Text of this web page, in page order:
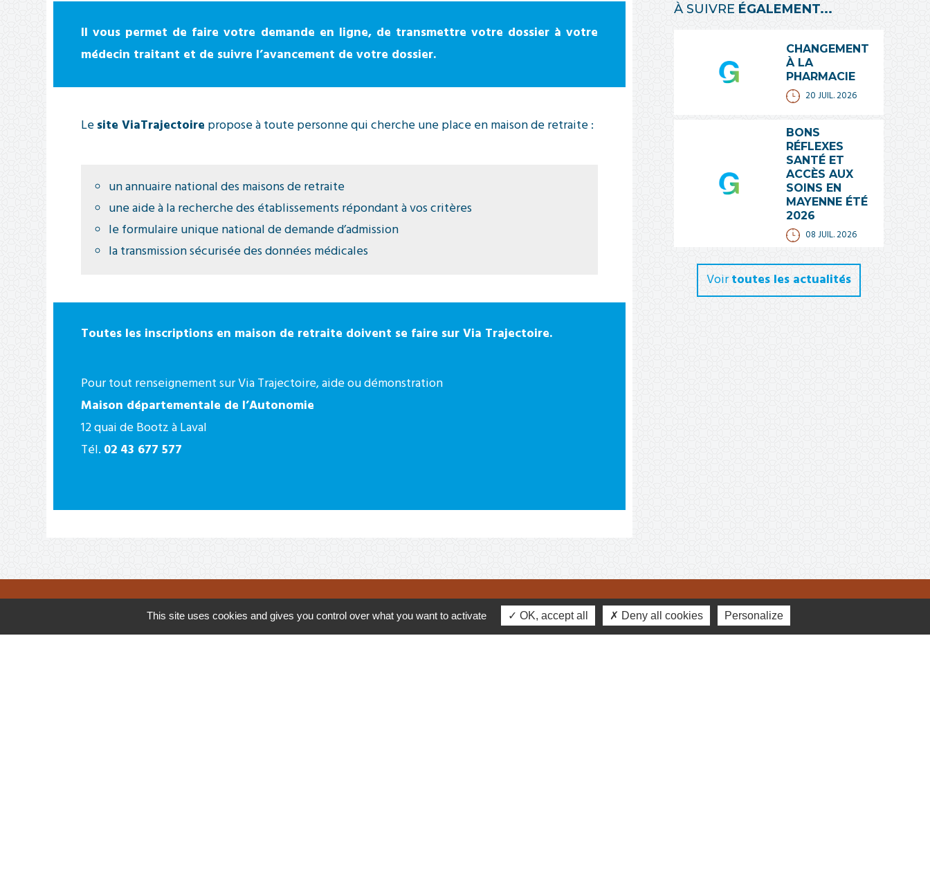
Il vous permet de faire votre demande en ligne, de transmettre votre dossier à votre
médecin traitant et de suivre l’avancement de votre dossier.
Lesite ViaTrajectoire propose à toute personne qui cherche une place en maison de retraite :
un annuaire national des maisons de retraite
une aide à la recherche des établissements répondant à vos critères
le formulaire unique national de demande d’admission
la transmission sécurisée des données médicales
Toutes les inscriptions en maison de retraite doivent se faire sur Via Trajectoire.
Pour tout renseignement sur Via Trajectoire, aide ou démonstration
Maison départementale de l’Autonomie
12 quai de Bootz à Laval
Tél. 02 43 677 577
À SUIVRE ÉGALEMENT...
CHANGEMENT
À LA
PHARMACIE
20 JUIL. 2026
BONS
RÉFLEXES
SANTÉ ET
ACCÈS AUX
SOINS EN
MAYENNE ÉTÉ
2026
08 JUIL. 2026
Voirtoutes les actualités
This site uses cookies and gives you control over what you want to activate OK, accept all Deny all cookies Personalize